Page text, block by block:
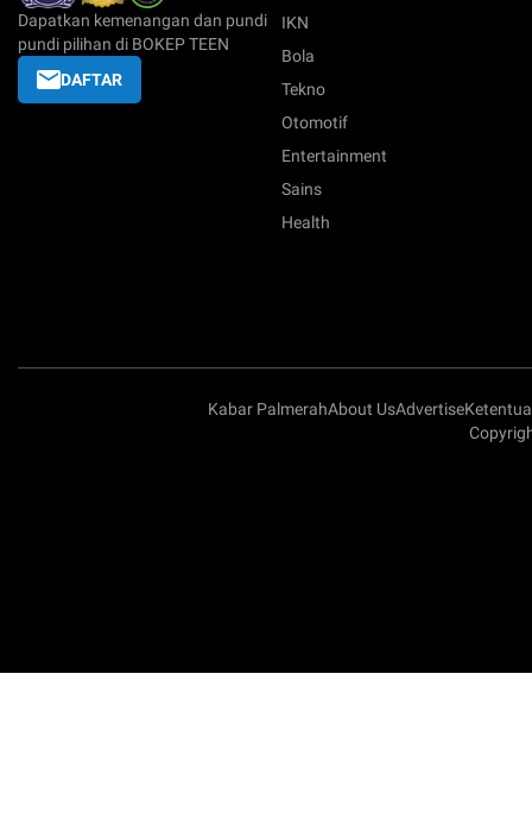
Dapatkan kemenangan dan pundi
pundi pilihan di BOKEP TEEN
DAFTAR
IKN
Bola
Tekno
Otomotif
Entertainment
Sains
Health
Kabar PalmerahAbout UsAdvertise